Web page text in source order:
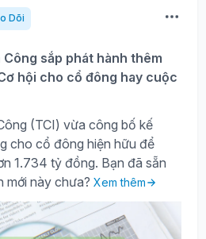
Dõi
sắp phát hành thêm
hội cho cổ đông hay cuộc
(TCI) vừa công bố kế
cho cổ đông hiện hữu để
1.734 tỷ đồng. Bạn đã sẵn
mới này chưa? Xem thêm